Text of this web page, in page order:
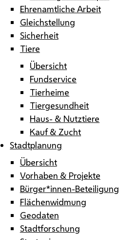
Ehrenamtliche Arbeit
Gleichstellung
Sicherheit
Tiere
Übersicht
Fundservice
Tierheime
Tiergesundheit
Haus- & Nutztiere
Kauf & Zucht
Stadtplanung
Übersicht
Vorhaben & Projekte
Bürger*innen-Beteiligung
Flächenwidmung
Geodaten
Stadtforschung